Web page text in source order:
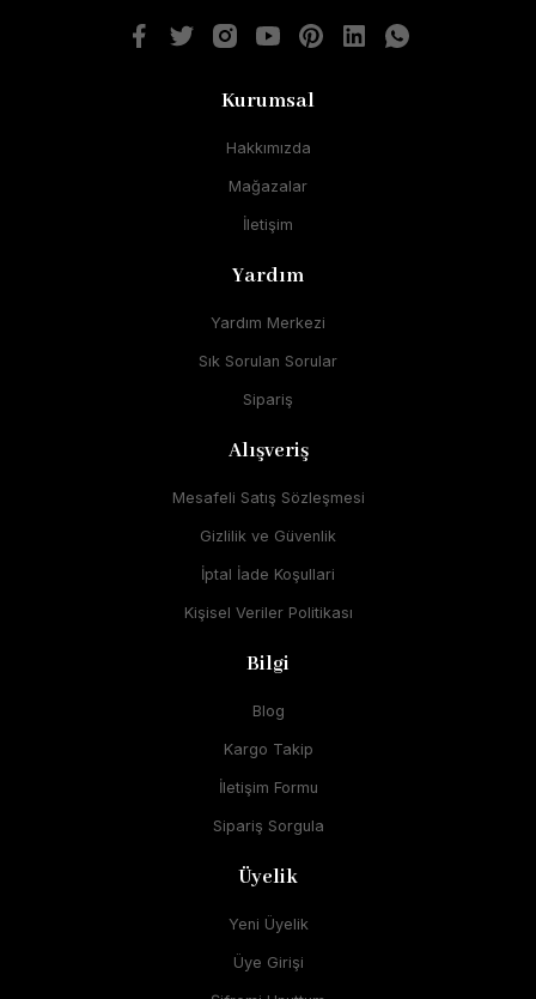
Kurumsal
Hakkımızda
Mağazalar
İletişim
Yardım
Yardım Merkezi
Sık Sorulan Sorular
Sipariş
Alışveriş
Mesafeli Satış Sözleşmesi
Gizlilik ve Güvenlik
İptal İade Koşullari
Kişisel Veriler Politikası
Bilgi
Blog
Kargo Takip
İletişim Formu
Sipariş Sorgula
Üyelik
Yeni Üyelik
Üye Girişi